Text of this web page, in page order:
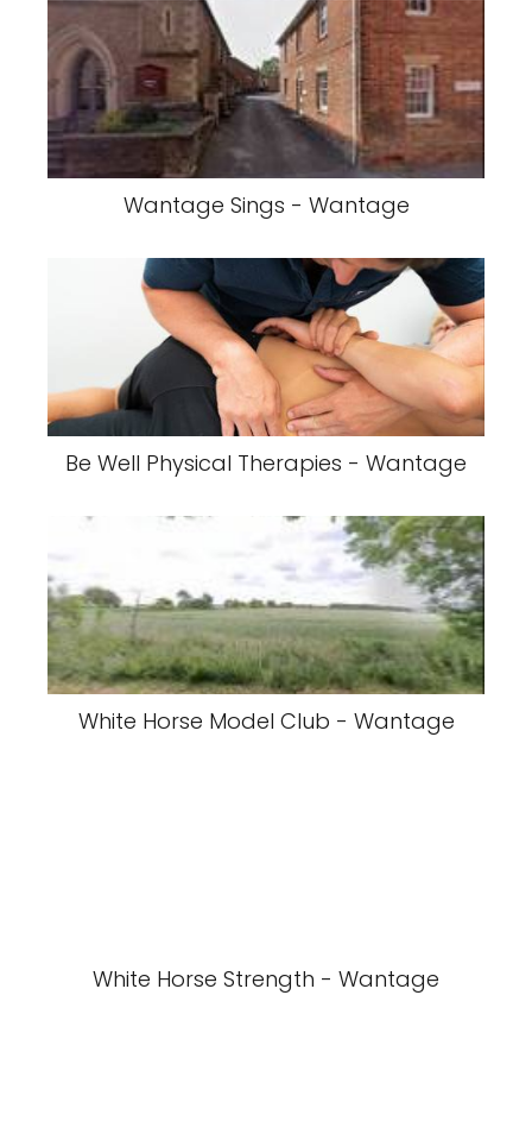
Wantage Sings - Wantage
Be Well Physical Therapies - Wantage
White Horse Model Club - Wantage
White Horse Strength - Wantage